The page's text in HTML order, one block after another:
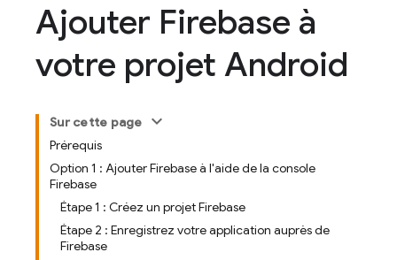
Ajouter Firebase à
votre projet Android
Sur cette page
Prérequis
Option 1 : Ajouter Firebase à l'aide de la console
Firebase
Étape 1 : Créez un projet Firebase
Étape 2 : Enregistrez votre application auprès de
Firebase